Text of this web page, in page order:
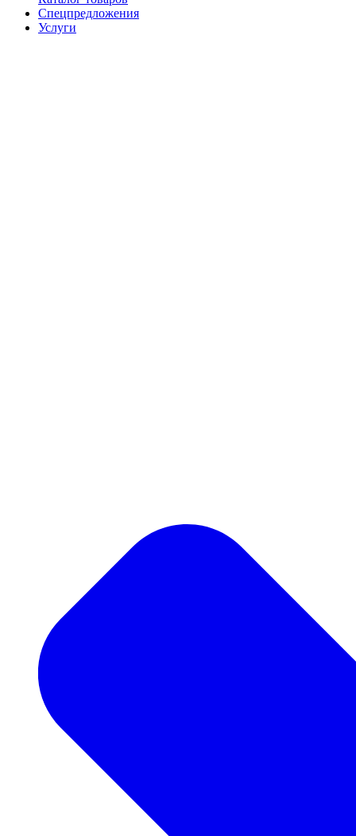
Спецпредложения
Услуги